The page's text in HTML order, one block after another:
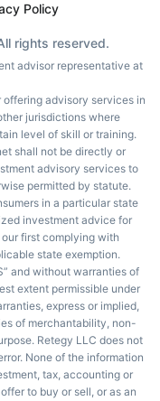
Policy
rights reserved.
advisor representative at
advisory services in
jurisdictions where
level of skill or training.
shall not be directly or
advisory services to
permitted by statute.
in a particular state
investment advice for
first complying with
state exemption.
and without warranties of
extent permissible under
express or implied,
of merchantability, non-
Retegy LLC does not
None of the information
tax, accounting or
to buy or sell, or as an